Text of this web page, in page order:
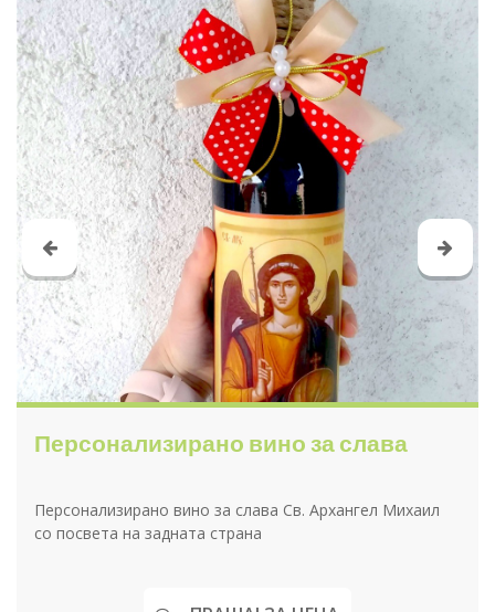
Персонализирано вино за слава
Персонализирано вино за слава Св. Архангел Михаил
со посвета на задната страна